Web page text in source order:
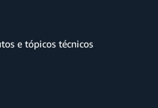
e tópicos técnicos